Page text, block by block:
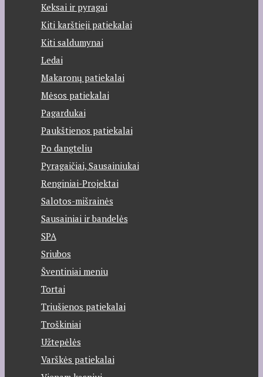
Keksai ir pyragai
Kiti karštieji patiekalai
Kiti saldumynai
Ledai
Makaronų patiekalai
Mėsos patiekalai
Pagardukai
Paukštienos patiekalai
Po dangteliu
Pyragaičiai, Sausainiukai
Renginiai-Projektai
Salotos-mišrainės
Sausainiai ir bandelės
SPA
Sriubos
Šventiniai meniu
Tortai
Triušienos patiekalai
Troškiniai
Užtepėlės
Varškės patiekalai